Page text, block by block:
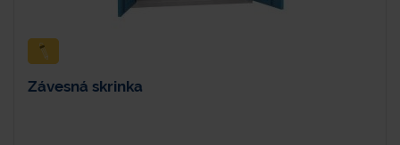
Závesná skrinka